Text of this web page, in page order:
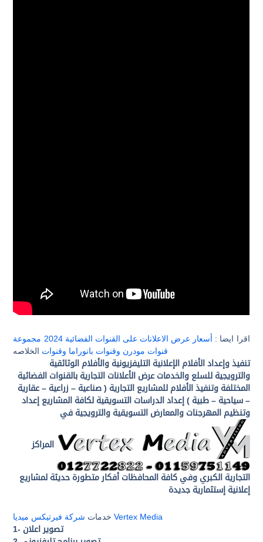
اقرا ايضا :
أسعار عرض الاعلانات على القنوات الفضائية 2024 مجموعة
قنوات مودرن وقنوات بانوراما وقنوات الخلاصه
تنفيذ وإعداد الأفلام الإعلانية التليفزيونية والأفلام الوثائقية
والترويجية للسلع والخدمات عرض الأعلانات التجارية بالقنوات الفضائية
المختلفة وتنفيذ الأفلام للمشاريع التجارية ( صناعية – زراعية – عقارية
– سياحية – طبية ) إعداد الدراسات التسويقية لكافة المشاريع إعداد
وتنظيم المهرجنات والمعارض التسويقية والترويجية في
المراكز
التجارية الكبري وفي كافة المحافظات أفكار متطورة حديثة لمشاريع
إعلانية إستثمارية جديدة
خدمات شركة فيرتيكس ميديا Vertex Media
1- تصوير اعلان